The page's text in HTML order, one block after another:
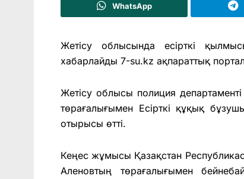
WhatsApp
Жетісу облысында есірткі
хабарлайды 7-su.kz ақпараттық
Жетісу облысы полиция
төрағалығымен Есірткі құқық
отырысы өтті.
Кеңес жұмысы Қазақстан
Аленовтың төрағалығымен